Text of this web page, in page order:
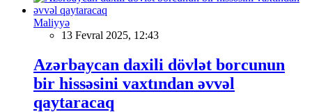
Maliyyə
13 Fevral 2025, 12:43
Azərbaycan daxili dövlət borcunun
bir hissəsini vaxtından əvvəl
qaytaracaq